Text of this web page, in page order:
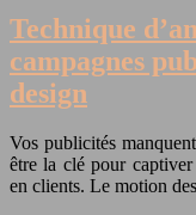
Technique
campagnes
design
Vos publicités
être la clé pour
en clients. Le motion